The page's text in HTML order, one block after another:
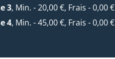
3, Min. - 20,00 €, Frais - 0,00 €
4, Min. - 45,00 €, Frais - 0,00 €